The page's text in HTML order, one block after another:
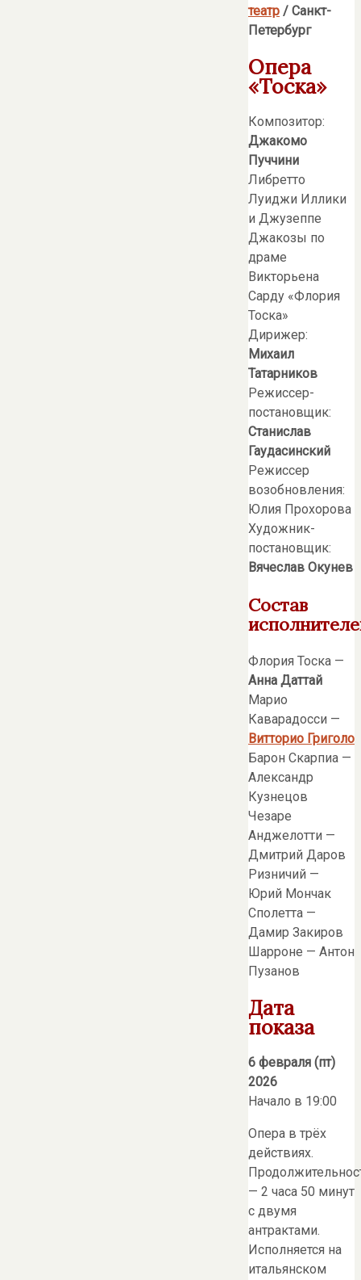
театр / Санкт-
Петербург
Опера
«Тоска»
Композитор:
Джакомо
Пуччини
Либретто
Луиджи Иллики
и Джузеппе
Джакозы по
драме
Викторьена
Сарду «Флория
Тоска»
Дирижер:
Михаил
Татарников
Режиссер-
постановщик:
Станислав
Гаудасинский
Режиссер
возобновления:
Юлия Прохорова
Художник-
постановщик:
Вячеслав Окунев
Состав
Флория Тоска —
Анна Даттай
Марио
Каварадосси —
Витторио Григоло
Барон Скарпиа —
Александр
Кузнецов
Чезаре
Анджелотти —
Дмитрий Даров
Ризничий —
Юрий Мончак
Сполетта —
Дамир Закиров
Шарроне — Антон
Пузанов
Дата
показа
6 февраля (пт)
2026
Начало в 19:00
Опера в трёх
действиях.
— 2 часа 50 минут
с двумя
антрактами.
Исполняется на
итальянском